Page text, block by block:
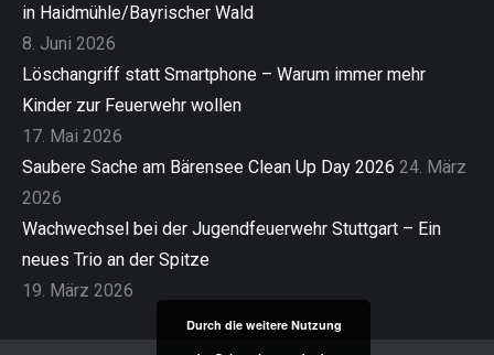
in Haidmühle/Bayrischer Wald
8. Juni 2026
Löschangriff statt Smartphone – Warum immer mehr
Kinder zur Feuerwehr wollen
17. Mai 2026
Saubere Sache am Bärensee Clean Up Day 2026 24. März
2026
Wachwechsel bei der Jugendfeuerwehr Stuttgart – Ein
neues Trio an der Spitze
19. März 2026
Durch die weitere Nutzung